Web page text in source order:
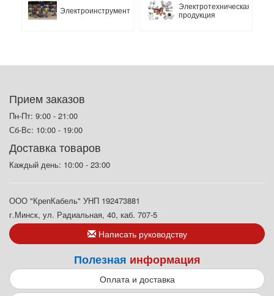
Электроинструмент
Электротехническая
продукция
Прием заказов
Пн-Пт: 9:00 - 21:00
Сб-Вс: 10:00 - 19:00
Доставка товаров
Каждый день: 10:00 - 23:00
ООО "КрепКабель" УНП 192473881
г.Минск, ул. Радиальная, 40, каб. 707-5
Написать руководству
Полезная информация
Оплата и доставка